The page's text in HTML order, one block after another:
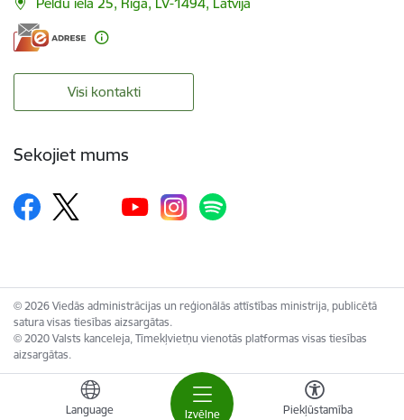
Izvēlne
Language Piekļūstamība
Visi kontakti
Sekojiet mums
© 2026 Viedās administrācijas un reģionālās attīstības ministrija, publicētā
satura visas tiesības aizsargātas.
© 2020 Valsts kanceleja, Tīmekļvietņu vienotās platformas visas tiesības
aizsargātas.